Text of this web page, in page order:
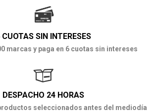
CUOTAS SIN INTERESES
marcas y paga en 6 cuotas sin intereses
DESPACHO 24 HORAS
seleccionados antes del mediodía